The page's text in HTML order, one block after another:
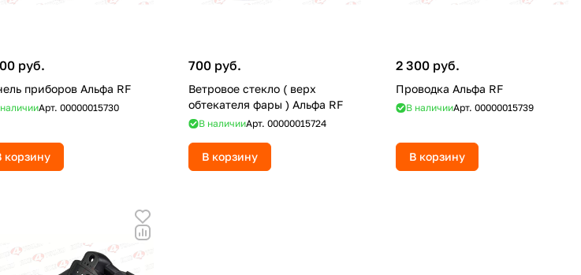
руб.
приборов Альфа RF
Арт. 00000015730
корзину
700 руб.
Ветровое стекло ( верх
обтекателя фары ) Альфа RF
В наличииАрт. 00000015724
В корзину
2 300 руб.
Проводка Альфа RF
В наличииАрт. 00000015739
В корзину